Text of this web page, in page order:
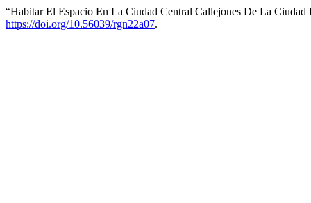
“Habitar El Espacio En La Ciudad Central Callejones De La Ciudad
https://doi.org/10.56039/rgn22a07.